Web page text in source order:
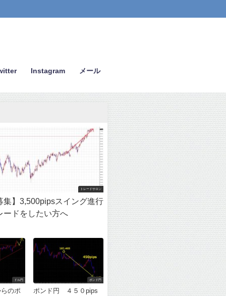
Instagram メール
トレードサロン
集】3,500pipsスイング進行
ードをしたい方へ
ドル円
のポ
ポンド円
ポンド円 ４５０pips